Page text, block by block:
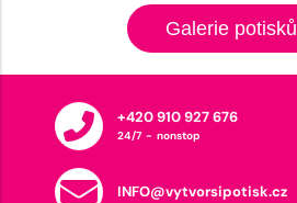
Galerie potisků
+420 910 927 676
24/7 - nonstop
INFO@vytvorsipotisk.cz